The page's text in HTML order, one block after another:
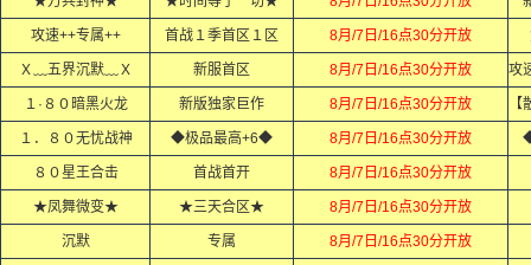
攻速++专属++ 首战１季首区１区 8月/7日/16点30分开放
Ｘ﹏五界沉默﹏Ｘ 新服首区 8月/7日/16点30分开放
１·８０暗黑火龙 新版独家巨作 8月/7日/16点30分开放
１．８０无忧战神 ◆极品最高+6◆ 8月/7日/16点30分开放
８０星王合击 首战首开 8月/7日/16点30分开放
★凤舞微变★ ★三天合区★ 8月/7日/16点30分开放
沉默 专属 8月/7日/16点30分开放